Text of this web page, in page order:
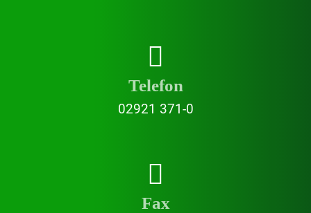
Telefon
02921 371-0
Fax